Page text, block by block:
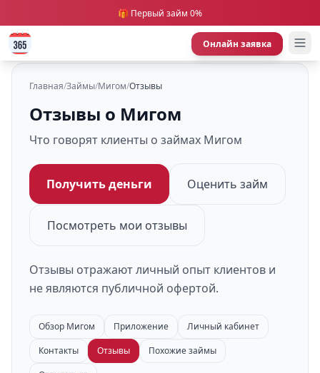
🎁 Первый займ 0%
Онлайн заявка
Главная/Займы/Мигом/Отзывы
Отзывы о Мигом
Что говорят клиенты о займах Мигом
Получить деньги Оценить займ
Посмотреть мои отзывы
Отзывы отражают личный опыт клиентов и
не являются публичной офертой.
Обзор Мигом Приложение
Личный кабинет
Контакты
Отзывы
Похожие займы